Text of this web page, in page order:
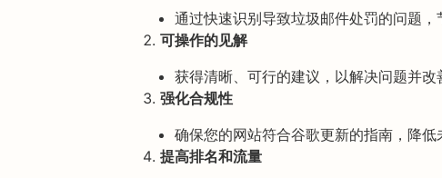
通过快速识别导致垃圾邮件处罚的问题，
可操作的见解
获得清晰、可行的建议，以解决问题并改
强化合规性
确保您的网站符合谷歌更新的指南，降低
提高排名和流量